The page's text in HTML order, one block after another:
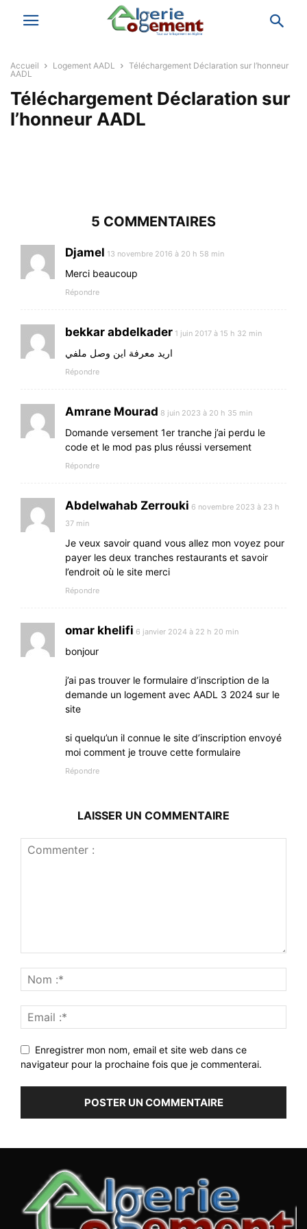
Accueil Logement AADL
Téléchargement Déclaration sur l’honneur
AADL
Téléchargement Déclaration sur
l’honneur AADL
5 COMMENTAIRES
Djamel 13 novembre 2016 à 20 h 58 min
Merci beaucoup
Répondre
bekkar abdelkader 1 juin 2017 à 15 h 32 min
اريد معرفة اين وصل ملفي
Répondre
Amrane Mourad 8 juin 2023 à 20 h 35 min
Domande versement 1er tranche j’ai perdu le
code et le mod pas plus réussi versement
Répondre
Abdelwahab Zerrouki 6 novembre 2023 à 23 h
37 min
Je veux savoir quand vous allez mon voyez pour
payer les deux tranches restaurants et savoir
l’endroit où le site merci
Répondre
omar khelifi 6 janvier 2024 à 22 h 20 min
bonjour
j’ai pas trouver le formulaire d’inscription de la
demande un logement avec AADL 3 2024 sur le
site
si quelqu’un il connue le site d’inscription envoyé
moi comment je trouve cette formulaire
Répondre
LAISSER UN COMMENTAIRE
Enregistrer mon nom, email et site web dans ce
navigateur pour la prochaine fois que je commenterai.